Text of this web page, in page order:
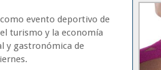
evento deportivo de
turismo y la economía
y gastronómica de